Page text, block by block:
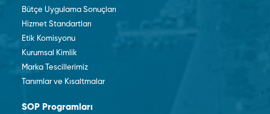
Bütçe Uygulama Sonuçları
Hizmet Standartları
Etik Komisyonu
Kurumsal Kimlik
Marka Tescillerimiz
Tanımlar ve Kısaltmalar
SOP Programları